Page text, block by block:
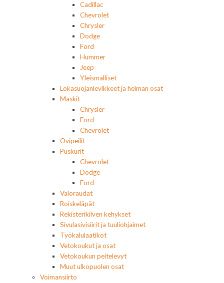
Cadillac
Chevrolet
Chrysler
Dodge
Ford
Hummer
Jeep
Yleismalliset
Lokasuojanlevikkeet ja helman osat
Maskit
Chrysler
Ford
Chevrolet
Ovipeilit
Puskurit
Chevrolet
Dodge
Ford
Valoraudat
Roiskeläpät
Rekisterikilven kehykset
Sivulasivisiirit ja tuuliohjaimet
Työkalulaatikot
Vetokoukut ja osat
Vetokoukun peitelevyt
Muut ulkopuolen osat
Voimansiirto